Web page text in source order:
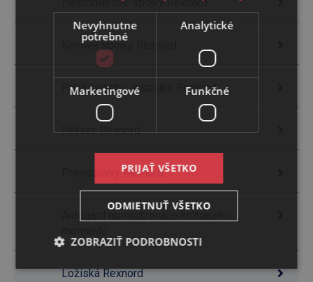
Kovové spojky Rexnord
Príslušenstvo k spojke Rexnord
Reťaze Rexnord
Prevodovky Rexnord
Ložiská Rexnord
Nevyhnutne
potrebné
Analytické
Marketingové Funkčné
PRIJAŤ VŠETKO
ODMIETNUŤ VŠETKO
ZOBRAZIŤ PODROBNOSTI